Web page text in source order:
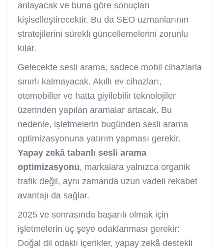
anlayacak ve buna göre sonuçları
kişiselleştirecektir. Bu da SEO uzmanlarının
stratejilerini sürekli güncellemelerini zorunlu
kılar.
Gelecekte sesli arama, sadece mobil cihazlarla
sınırlı kalmayacak. Akıllı ev cihazları,
otomobiller ve hatta giyilebilir teknolojiler
üzerinden yapılan aramalar artacak. Bu
nedenle, işletmelerin bugünden sesli arama
optimizasyonuna yatırım yapması gerekir.
Yapay zekâ tabanlı sesli arama
optimizasyonu, markalara yalnızca organik
trafik değil, aynı zamanda uzun vadeli rekabet
avantajı da sağlar.
2025 ve sonrasında başarılı olmak için
işletmelerin üç şeye odaklanması gerekir:
Doğal dil odaklı içerikler, yapay zekâ destekli